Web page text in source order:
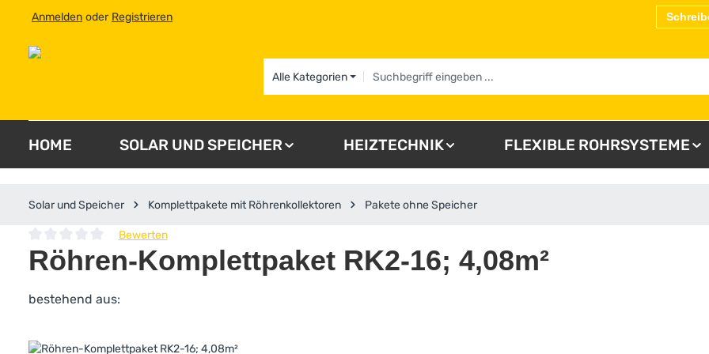
Hauptinhalt springen
Zur Suche springen
Zur Hauptnavigation springen
Anmelden oder Registrieren
Alle Kategorien
HOME SOLAR UND SPEICHER HEIZTECHNIK FLEXIBLE ROHRSYSTEME
Solar und Speicher Komplettpakete mit Röhrenkollektoren Pakete ohne Speicher
Durchschnittliche Bewertung von 0 von 5 Sternen
Bewerten
Röhren-Komplettpaket RK2-16; 4,08m²
bestehend aus:
Bildergalerie überspringen